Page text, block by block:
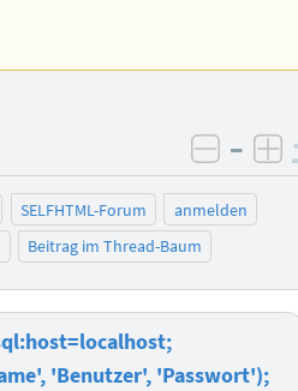
–
SELFHTML-Forum
anmelden
Beitrag im Thread-Baum
'Benutzer', 'Passwort');